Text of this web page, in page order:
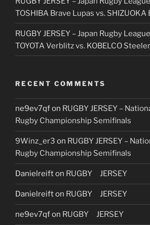
TOSHIBA Brave Lupas vs. SHIZUOKA
RUGBY JERSEY – Japan Rugby
TOYOTA Verblitz vs. KOBELCO
RECENT COMMENTS
ne9ev7qfon RUGBY JERSEY –
Rugby Championship Semifinals
9Winz_er3 on RUGBY JERSEY –
Rugby Championship Semifinals
Danielreifton RUGBY JERSEY
Danielreifton RUGBY JERSEY
ne9ev7qfon RUGBY JERSEY